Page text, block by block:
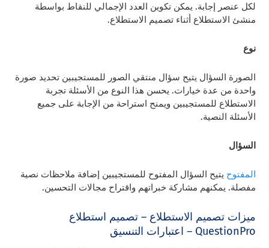
لكل عنصر إجابة. يمكن تكوين العدد الإجمالي للنقاط بواسطة
منشئ الاستطلاع أثناء تصميم الاستطلاع.
نوع
الصورة السؤال يتيح سؤال منتقي الصور للمستجيبين تحديد صورة
واحدة من عدة خيارات. يحسن هذا النوع من الأسئلة تجربة
الاستطلاع للمستجيبين ويمنح استراحة من الإجابة على جميع
الأسئلة النصية.
السؤال
المفتوح يتيح السؤال المفتوح للمستجيبين إضافة ملاحظات نصية
مفصلة. يمكنهم مشاركة خبراتهم واقتراح مجالات التحسين.
ميزات تصميم الاستطلاع – تصميم استطلاع
QuestionPro – اعتبارات التنسيق